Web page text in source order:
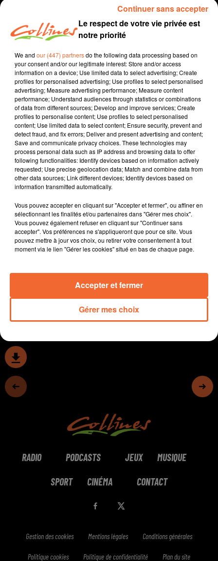
14 février 2024 - 12 min 35 sec
Patrice Bémanangy
L'info près de chez vous.
Les abords de la discothèque La Morinière de
Moncoutant sur Sèvre ainsi que l'entrée de Pescalis (
photo ) bloqués ce mercredi dans le cadre de la
recherche d'Erwan. Le jeune homme reste à ce jour
toujours introuvable.
Mieux traiter les appels d'urgence au 15 18 et 112 :
l'objectif d'une plateforme commune qui devrait
bientôt voir en jour en deux-sèvres.
Favoriser la rencontre entre ceux qui ont envie
d’entreprendre et des acteurs publics et privés d'un
territoire propriétaires de locaux vacants ... tout l'intérêt
du dispositif " Mon Centre-Bourg a un Incroyable
Commerce " auquel vient d'adhérer Mauléon.
Avec l'évolution des technologies associée à
chirurgien ? " c'est le thème d'une conférence demain à
RADIO PODCASTS JEUX MUSIQUE
SPORT CINÉMA CONTACT
Gestion des cookies Mentions légales Conditions générales
Politique cookies Politique de confidentialité Plan du site
Le respect de votre vie privée est
notre priorité
We and our (447) partnersdo the following data processing based on
your consent and/or our legitimate interest: Store and/or access
information on a device; Use limited data to select advertising; Create
profiles for personalised advertising; Use profiles to select personalised
advertising; Measure advertising performance; Measure content
performance; Understand audiences through statistics or combinations
of data from different sources; Develop and improve services; Create
profiles to personalise content; Use profiles to select personalised
content; Use limited data to select content; Ensure security, prevent and
detect fraud, and fix errors; Deliver and present advertising and content;
Save and communicate privacy choices. These technologies may
process personal data such as IP address and browsing data to offer
following functionalities: Identify devices based on information actively
requested; Use precise geolocation data; Match and combine data from
other data sources; Link different devices; Identify devices based on
information transmitted automatically.
Vous pouvez accepter en cliquant sur "Accepter et fermer", ou affiner en
sélectionnant les finalités et/ou partenaires dans "Gérer mes choix".
Vous pouvez également refuser en cliquant sur "Continuer sans
accepter". Vos préférences ne s'appliqueront que pour ce site. Vous
pouvez mettre à jour vos choix, ou retirer votre consentement à tout
moment via le lien "Gérer les cookies" situé en bas de chaque page.
Gérer mes choix
Accepter et fermer
Continuer sans accepter